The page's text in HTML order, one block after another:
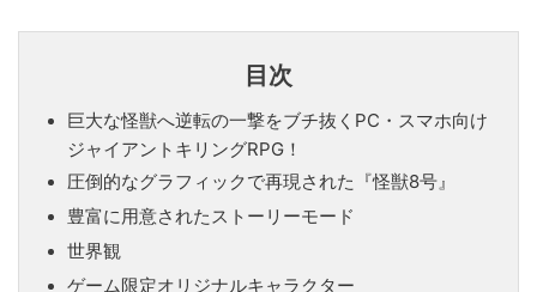
目次
巨大な怪獣へ逆転の一撃をブチ抜くPC・スマホ向け
ジャイアントキリングRPG！
圧倒的なグラフィックで再現された『怪獣8号』
豊富に用意されたストーリーモード
世界観
ゲーム限定オリジナルキャラクター